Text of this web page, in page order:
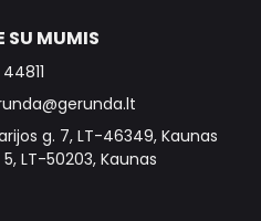
SU MUMIS
g. 7, LT-46349, Kaunas
LT-50203, Kaunas